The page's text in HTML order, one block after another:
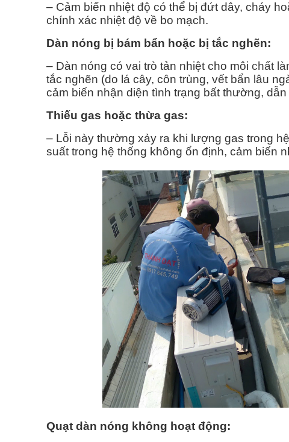
– Cảm biến nhiệt độ có thể bị đứt dây, cháy
chính xác nhiệt độ về bo mạch.
Dàn nóng bị bám bẩn hoặc bị tắc nghẽn:
– Dàn nóng có vai trò tản nhiệt cho môi chất
tắc nghẽn (do lá cây, côn trùng, vết bẩn lâu
cảm biến nhận diện tình trạng bất thường, dẫn
Thiếu gas hoặc thừa gas:
– Lỗi này thường xảy ra khi lượng gas trong
suất trong hệ thống không ổn định, cảm biến
Quạt dàn nóng không hoạt động:
Sinh Máy Giặt Quận 6
Sinh Máy Giặt Quận 7
Tất Cả >>
Sửa Máy Nước Nóng Quận 4
Sửa Máy Nước Nóng Quận 6
Sửa Máy Nước Nóng Quận 7
Xem Tất Cả >>